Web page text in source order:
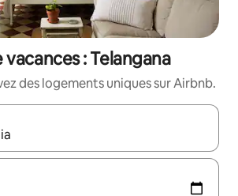
: Telangana
des logements uniques sur Airbnb.
sont affichés, parcourez-les en utilisant